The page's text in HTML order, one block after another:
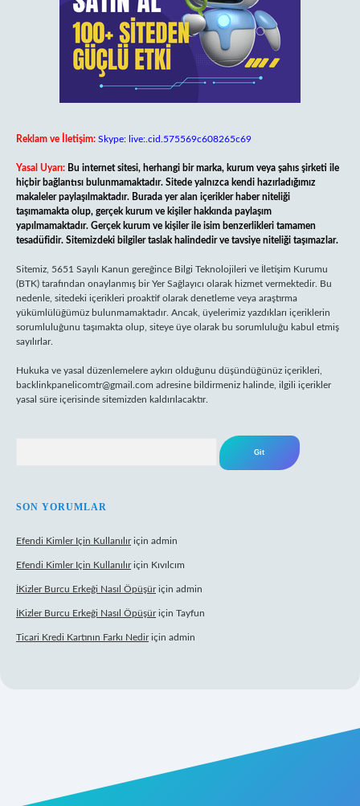
Reklam ve İletişim: Skype: live:.cid.575569c608265c69
Yasal Uyarı: Bu internet sitesi, herhangi bir marka, kurum veya şahıs şirketi ile
hiçbir bağlantısı bulunmamaktadır. Sitede yalnızca kendi hazırladığımız
makaleler paylaşılmaktadır. Burada yer alan içerikler haber niteliği
taşımamakta olup, gerçek kurum ve kişiler hakkında paylaşım
yapılmamaktadır. Gerçek kurum ve kişiler ile isim benzerlikleri tamamen
tesadüfidir. Sitemizdeki bilgiler taslak halindedir ve tavsiye niteliği taşımazlar.
Sitemiz, 5651 Sayılı Kanun gereğince Bilgi Teknolojileri ve İletişim Kurumu
(BTK) tarafından onaylanmış bir Yer Sağlayıcı olarak hizmet vermektedir. Bu
nedenle, sitedeki içerikleri proaktif olarak denetleme veya araştırma
yükümlülüğümüz bulunmamaktadır. Ancak, üyelerimiz yazdıkları içeriklerin
sorumluluğunu taşımakta olup, siteye üye olarak bu sorumluluğu kabul etmiş
sayılırlar.
Hukuka ve yasal düzenlemelere aykırı olduğunu düşündüğünüz içerikleri,
backlinkpanelicomtr@gmail.com adresine bildirmeniz halinde, ilgili içerikler
yasal süre içerisinde sitemizden kaldırılacaktır.
SON YORUMLAR
Efendi Kimler Için Kullanılıriçin admin
Efendi Kimler Için Kullanılıriçin Kıvılcım
İKizler Burcu Erkeği Nasıl Öpüşüriçin admin
İKizler Burcu Erkeği Nasıl Öpüşüriçin Tayfun
Ticari Kredi Kartının Farkı Nediriçin admin